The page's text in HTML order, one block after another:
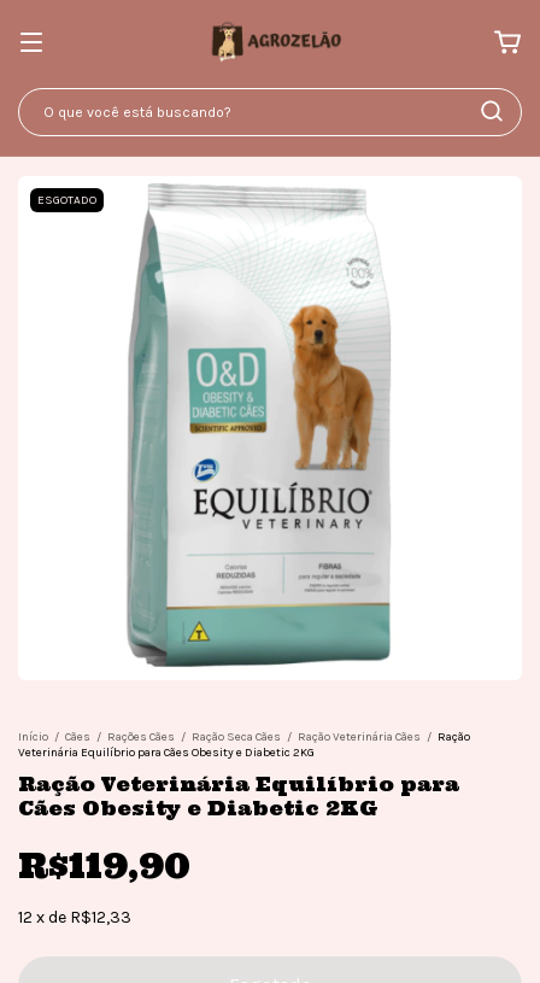
ESGOTADO
Início / Cães / Rações Cães / Ração Seca Cães / Ração Veterinária Cães / Ração
Veterinária Equilíbrio para Cães Obesity e Diabetic 2KG
Ração Veterinária Equilíbrio para
Cães Obesity e Diabetic 2KG
R$119,90
12 xde R$12,33